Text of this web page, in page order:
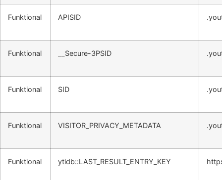
Funktional APISID
Funktional __Secure-3PSID
Funktional SID
Funktional VISITOR_PRIVACY_METADATA
Funktional ytidb::LAST_RESULT_ENTRY_KEY